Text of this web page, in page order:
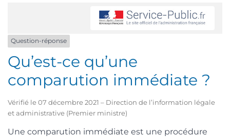
Question-réponse
Qu’est-ce qu’une
comparution immédiate ?
Vérifié le 07 décembre 2021 – Direction de l’information légale
et administrative (Premier ministre)
Une comparution immédiate est une procédure